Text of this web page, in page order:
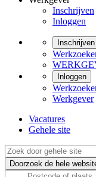
Inschrijven
Inloggen
Inschrijven
Inloggen
Werkgever
Vacatures
Gehele site